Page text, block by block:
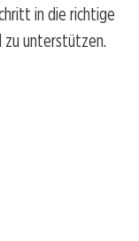
in die richtige
zu unterstützen.